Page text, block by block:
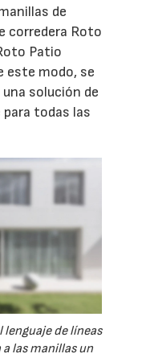
de
corredera Roto
Patio
este modo, se
solución de
todas las
de líneas
las manillas un